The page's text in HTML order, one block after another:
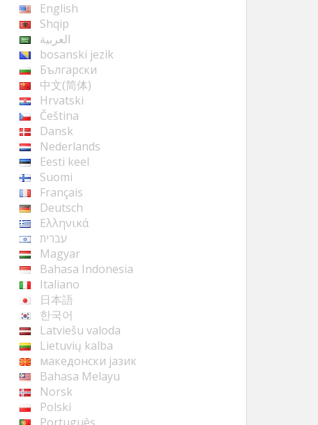
English
Shqip
العربية
bosanski jezik
Български
中文(简体)
Hrvatski
Čeština
Dansk
Nederlands
Eesti keel
Suomi
Français
Deutsch
Ελληνικά
עברית
Magyar
Bahasa Indonesia
Italiano
日本語
한국어
Latviešu valoda
Lietuvių kalba
македонски јазик
Bahasa Melayu
Norsk
Polski